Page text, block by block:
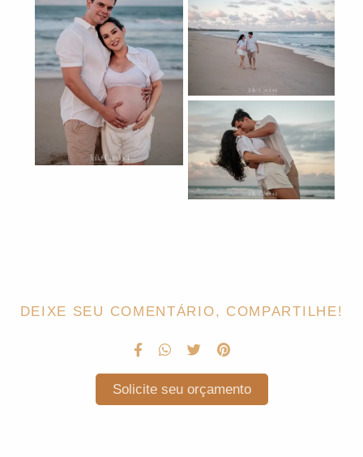
DEIXE SEU COMENTÁRIO, COMPARTILHE!
Solicite seu orçamento